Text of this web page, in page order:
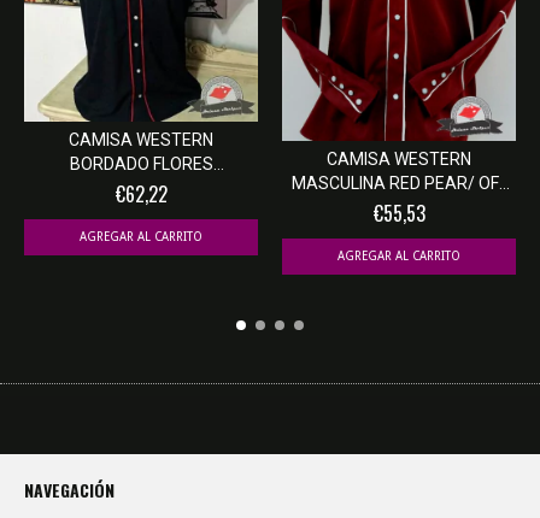
CAMISA WESTERN
BORDADO FLORES
MASCULINA...
€62,22
AGREGAR AL CARRITO
CAMISA WESTERN
MASCULINA RED PEAR/ OFF
W...
€55,53
AGREGAR AL CARRITO
NAVEGACIÓN